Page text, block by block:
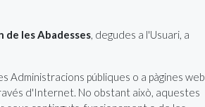
de les Abadesses, degudes a l'Usuari, a
públiques o a pàgines web
d'Internet. No obstant això, aquestes